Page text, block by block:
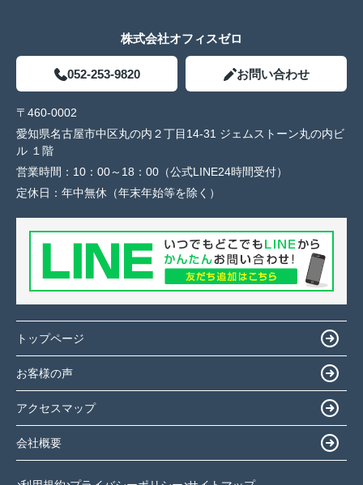
株式会社オフィスゼロ
052-253-9820 お問い合わせ
〒460-0002
愛知県名古屋市中区丸の内２丁目14-31 ジェムストーン丸の内ビ
ル １階
営業時間： 10：00～18：00（公式LINE24時間受付）
定休日： 年中無休（年末年始等を除く）
トップページ
お客様の声
アクセスマップ
会社概要